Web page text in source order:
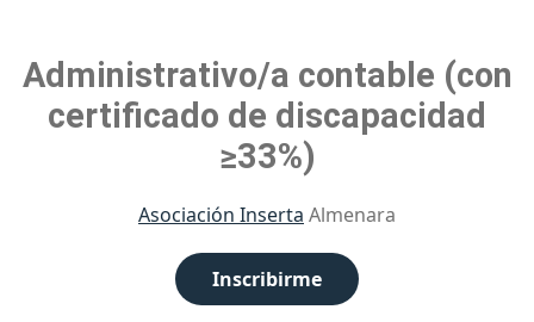
Administrativo/a contable (con
certificado de discapacidad
≥33%)
Asociación Inserta Almenara
Inscribirme